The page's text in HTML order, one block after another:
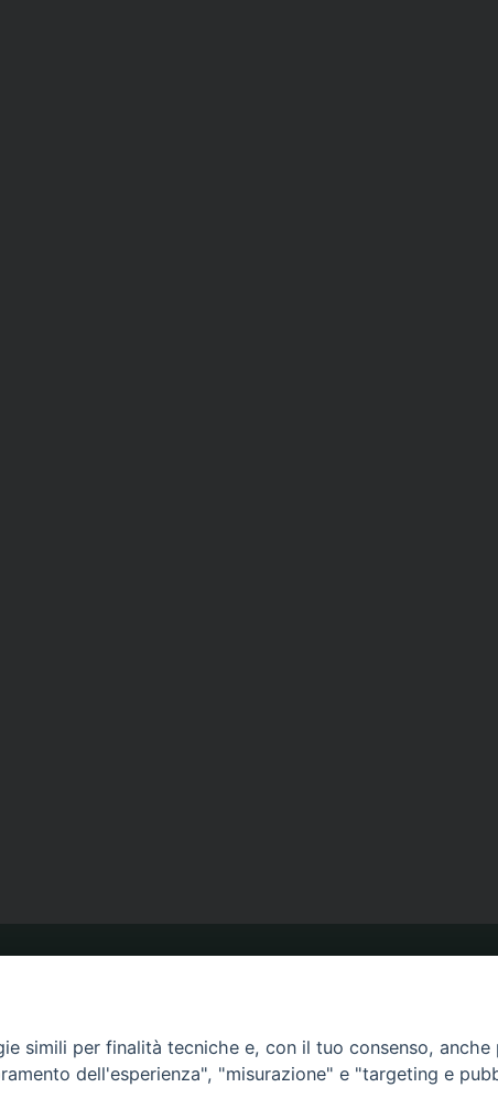
CALENDARIO PASTORALE
simili per finalità tecniche e, con il tuo consenso,
dell'esperienza", "misurazione" e "targeting e